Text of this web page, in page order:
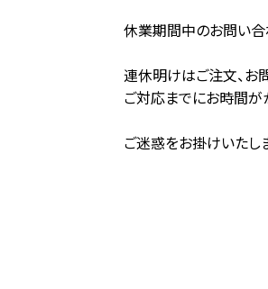
休業期間中のお問い合
連休明けはご注文、お
ご対応までにお時間が
ご迷惑をお掛けいたし